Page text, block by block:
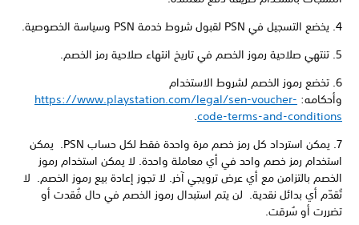
4. يخضع التسجيل في PSN لقبول شروط خدمة PSN وسياسة الخصوصية.
5. تنتهي صلاحية رموز الخصم في تاريخ انتهاء صلاحية رمز الخصم.
6. تخضع رموز الخصم لشروط الاستخدام
وأحكامه: https://www.playstation.com/legal/sen-voucher-
code-terms-and-conditions
.
7. يمكن استرداد كل رمز خصم مرة واحدة فقط لكل حساب PSN. يمكن
استخدام رمز خصم واحد في أي معاملة واحدة. لا يمكن استخدام رموز
الخصم بالتزامن مع أي عرض ترويجي آخر. لا تجوز إعادة بيع رموز الخصم. لا
تُقدّم أي بدائل نقدية. لن يتم استبدال رموز الخصم في حال فُقدت أو
تضررت أو سُرقت.